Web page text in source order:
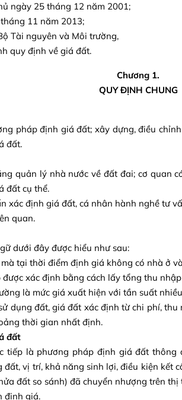
ngày 25 tháng 12 năm 2001;
11 năm 2013;
Tài nguyên và Môi trường,
quy định về giá đất.
Chương 1.
QUY ĐỊNH CHUNG
pháp định giá đất; xây dựng, điều
đất.
quản lý nhà nước về đất đai; cơ quan
đất cụ thể.
xác định giá đất, cá nhân hành nghề tư
quan.
dưới đây được hiểu như sau:
tại thời điểm định giá không có nhà ở
xác định bằng cách lấy tổng thu
là mức giá xuất hiện với tần suất
dụng đất, giá đất xác định từ chi phí,
thời gian nhất định.
đất
tiếp là phương pháp định giá đất
vị trí, khả năng sinh lợi, điều kiện kết
đất so sánh) đã chuyển nhượng trên
định giá.